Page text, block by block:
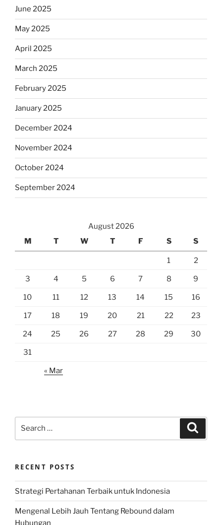
June 2025
May 2025
April 2025
March 2025
February 2025
January 2025
December 2024
November 2024
October 2024
September 2024
August 2026
M
T W T F S S
1 2
3 4 5 6 7 8 9
10 11 12 13 14 15 16
17 18 19 20 21 22 23
24 25 26 27 28 29 30
31
« Mar
RECENT POSTS
Strategi Pertahanan Terbaik untuk Indonesia
Mengenal Lebih Jauh Tentang Rebound dalam
Hubungan